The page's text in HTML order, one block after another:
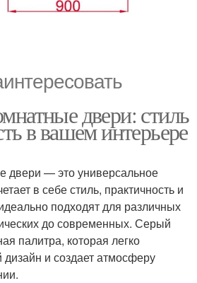
двери: стиль
в вашем интерьере
— это универсальное
в себе стиль, практичность и
подходят для различных
до современных. Серый
палитра, которая легко
и создает атмосферу